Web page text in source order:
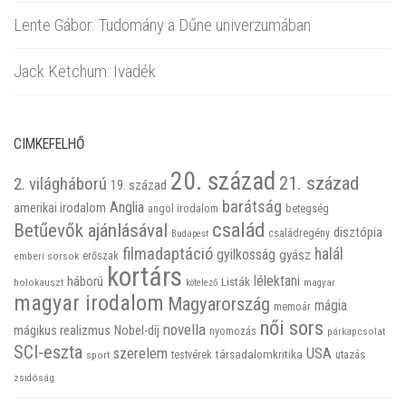
Lente Gábor: Tudomány a Dűne univerzumában
Jack Ketchum: Ivadék
CIMKEFELHŐ
2. világháború 19. század 20. század 21. század
amerikai irodalom Anglia angol irodalom barátság betegség
Betűevők ajánlásával Budapest család családregény disztópia
emberi sorsok erőszak filmadaptáció gyilkosság gyász halál
holokauszt háború kortárs kötelező Listák lélektani magyar
magyar irodalom Magyarország memoár mágia
mágikus realizmus Nobel-díj novella nyomozás női sors párkapcsolat
SCI-eszta sport szerelem testvérek társadalomkritika USA utazás
zsidóság